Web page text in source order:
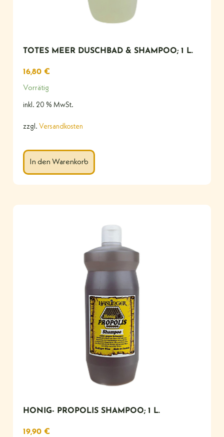
TOTES MEER DUSCHBAD & SHAMPOO; 1 L.
16,80 €
Vorrätig
inkl. 20 % MwSt.
zzgl. Versandkosten
In den Warenkorb
HONIG- PROPOLIS SHAMPOO; 1 L.
19,90 €